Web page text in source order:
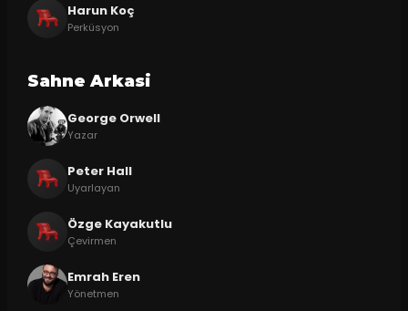
Harun Koç
Perküsyon
Sahne Arkasi
George Orwell
Yazar
Peter Hall
Uyarlayan
Özge Kayakutlu
Çevirmen
Emrah Eren
Yönetmen